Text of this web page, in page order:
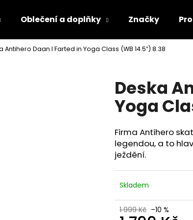
Oblečení a doplňky Značky
Antihero Daan I Farted in Yoga Class (WB 14.5”) 8.38
Deska
Yoga
Firma Antihero
legendou, a to
ježdění.
Skladem
1 999 Kč –10 %
Co potřebujete najít?
HLEDAT